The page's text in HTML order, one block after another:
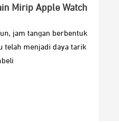
Mirip Apple Watch
jam tangan berbentuk
telah menjadi daya tarik